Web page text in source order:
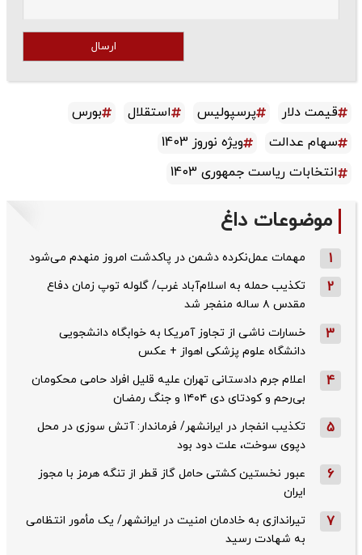
ارسال
قیمت دلار پرسپولیس استقلال
بورس
سهام عدالت
ویژه نوروز 1403
انتخابات ریاست جمهوری 1403
موضوعات داغ
1 مهمات عمل‌نکرده دشمن در پاکدشت امروز منهدم می‌شود
2
تکذیب حمله به اسلام‌آباد غرب/ گلوله توپ زمان دفاع
مقدس ۸ ساله منفجر شد
3
خسارات ناشی از تجاوز آمریکا به خوابگاه دانشجویی
دانشگاه علوم پزشکی اهواز + عکس
4
اعلام جرم دادستانی تهران علیه قلیل افراد حامی محکومان
بی‌رحم و کودتای دی‌ ۱۴۰۴ و جنگ رمضان
5
تکذیب ‌انفجار در ایرانشهر/ فرماندار: آتش سوزی در محل
دپوی سوخت، علت دود بود
6
عبور نخستین کشتی حامل گاز قطر از تنگه هرمز با مجوز
ایران
7
تیراندازی به خادمان امنیت در ایرانشهر/ یک مأمور انتظامی
به شهادت رسید